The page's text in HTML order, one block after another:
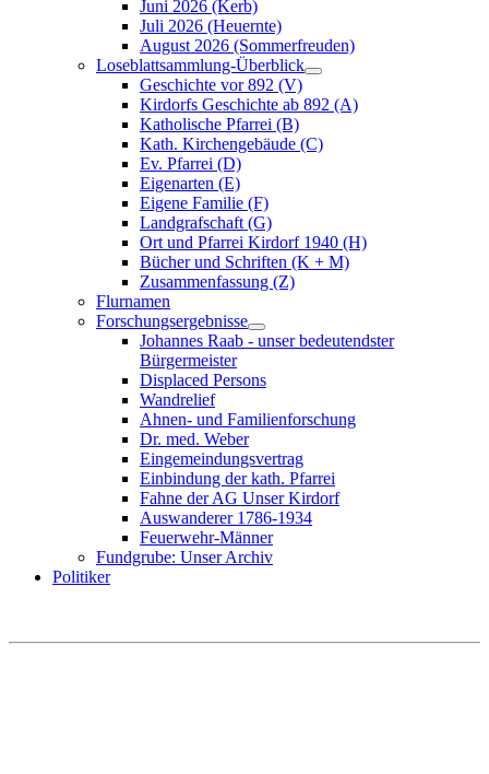
Juni 2026 (Kerb)
Juli 2026 (Heuernte)
August 2026 (Sommerfreuden)
Loseblattsammlung-Überblick
Geschichte vor 892 (V)
Kirdorfs Geschichte ab 892 (A)
Katholische Pfarrei (B)
Kath. Kirchengebäude (C)
Ev. Pfarrei (D)
Eigenarten (E)
Eigene Familie (F)
Landgrafschaft (G)
Ort und Pfarrei Kirdorf 1940 (H)
Bücher und Schriften (K + M)
Zusammenfassung (Z)
Flurnamen
Forschungsergebnisse
Johannes Raab - unser bedeutendster
Bürgermeister
Displaced Persons
Wandrelief
Ahnen- und Familienforschung
Dr. med. Weber
Eingemeindungsvertrag
Einbindung der kath. Pfarrei
Fahne der AG Unser Kirdorf
Auswanderer 1786-1934
Feuerwehr-Männer
Fundgrube: Unser Archiv
Politiker